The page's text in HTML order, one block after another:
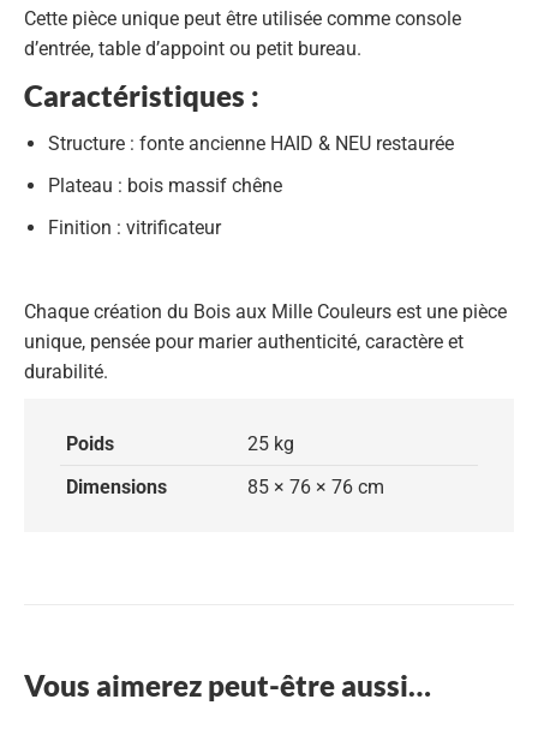
Cette pièce unique peut être utilisée comme console
d’entrée, table d’appoint ou petit bureau.
Caractéristiques :
Structure : fonte ancienne HAID & NEU restaurée
Plateau : bois massif chêne
Finition : vitrificateur
Chaque création du Bois aux Mille Couleurs est une pièce
unique, pensée pour marier authenticité, caractère et
durabilité.
Poids
25 kg
Dimensions
85 × 76 × 76 cm
Vous aimerez peut-être aussi…